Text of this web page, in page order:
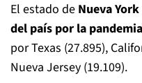
El estado de Nueva
del país por la pandemia
por Texas (27.895),
Nueva Jersey (19.109).